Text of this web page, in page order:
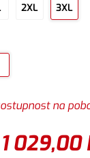
2XL 3XL
na
1 029,00